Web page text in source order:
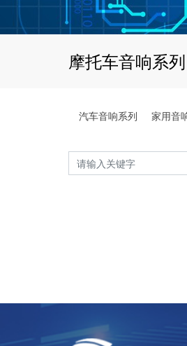
摩托车音响系列
汽车音响系列 家用音